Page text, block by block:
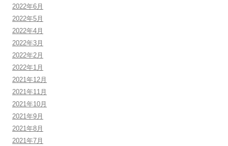
2022年6月
2022年5月
2022年4月
2022年3月
2022年2月
2022年1月
2021年12月
2021年11月
2021年10月
2021年9月
2021年8月
2021年7月